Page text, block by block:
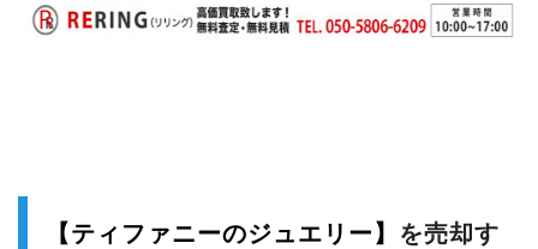
【ティファニーのジュエリー】 を売却す